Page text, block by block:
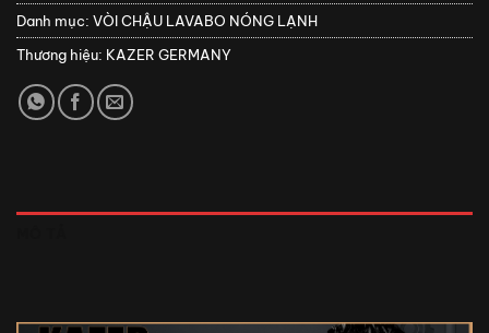
Danh mục: VÒI CHẬU LAVABO NÓNG LẠNH
Thương hiệu: KAZER GERMANY